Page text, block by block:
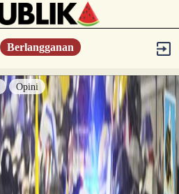
Berlangganan
Opini